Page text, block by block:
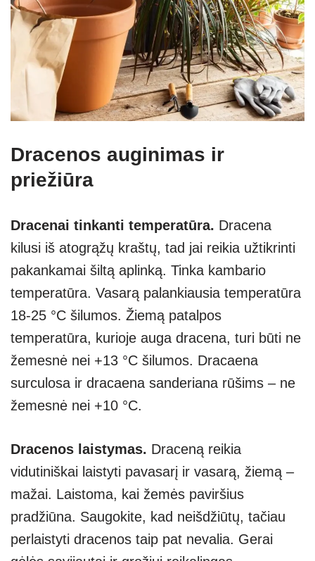
Dracenos auginimas ir
priežiūra
Dracenai tinkanti temperatūra. Dracena
kilusi iš atogrąžų kraštų, tad jai reikia užtikrinti
pakankamai šiltą aplinką. Tinka kambario
temperatūra. Vasarą palankiausia temperatūra
18-25 °C šilumos. Žiemą patalpos
temperatūra, kurioje auga dracena, turi būti ne
žemesnė nei +13 °C šilumos. Dracaena
surculosa ir dracaena sanderiana rūšims – ne
žemesnė nei +10 °C.
Dracenos laistymas. Draceną reikia
vidutiniškai laistyti pavasarį ir vasarą, žiemą –
mažai. Laistoma, kai žemės paviršius
pradžiūna. Saugokite, kad neišdžiūtų, tačiau
perlaistyti dracenos taip pat nevalia. Gerai